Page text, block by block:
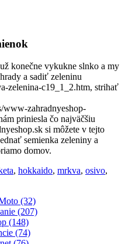
konečne vykukne slnko a my
a sadiť zeleninu
zelenina-c19_1_2.htm, strihať
www-zahradnyeshop-
priniesla čo najväčšiu
si môžete v tejto
semienka zeleniny a
domov.
, hokkaido, mrkva, osivo,
(32)
(207)
(148)
(74)